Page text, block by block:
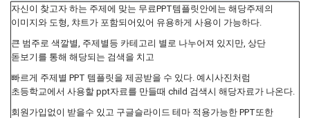
자신이 찾고자 하는 주제에 맞는 무료PPT템플릿안에는 해당주제의
이미지와 도형, 챠트가 포함되어있어 유용하게 사용이 가능하다.
큰 범주로 색깔별, 주제별등 카테고리 별로 나누어져 있지만, 상단
돋보기를 통해 해당되는 검색을 치고
빠르게 주제별 PPT 템플릿을 제공받을 수 있다. 예시사진처럼
초등학교에서 사용할 ppt자료를 만들때 child 검색시 해당자료가 나온다.
회원가입없이 받을수 있고 구글슬라이드 테마 적용가능한 PPT또한